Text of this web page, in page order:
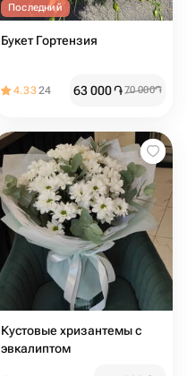
Последний
Букет Гортензия
4.3324 63 000֏70 000֏
Кустовые хризантемы с
эвкалиптом